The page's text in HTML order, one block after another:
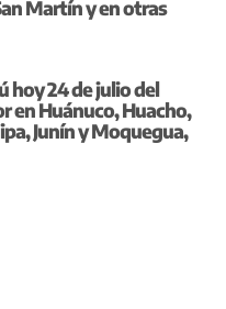
Martín y en otras
hoy 24 de julio del
en Huánuco, Huacho,
Junín y Moquegua,